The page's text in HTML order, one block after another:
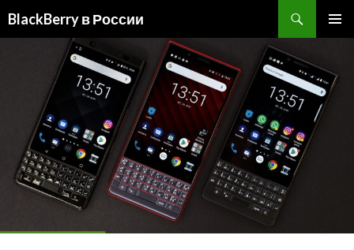
BlackBerry в России
СОДЕРЖИМОМУ